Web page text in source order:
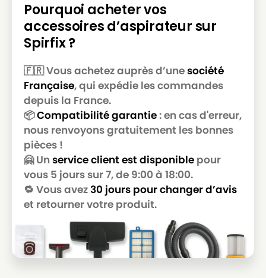
Pourquoi acheter vos
accessoires d’aspirateur sur
Spirfix ?
🇫🇷 Vous achetez auprès d’unesociété
Française, qui expédie les commandes
depuis la France.
📦Compatibilité garantie: en cas d'erreur,
nous renvoyons gratuitement les bonnes
pièces !
🤗 Un service client est disponible pour
vous 5 jours sur 7, de 9:00 à 18:00.
🔁 Vous avez30 jours pour changer d’avis
et retourner votre produit.